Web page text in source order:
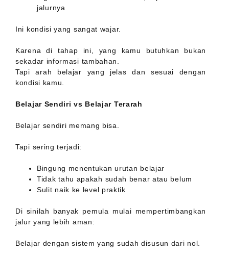
jalurnya
Ini kondisi yang sangat wajar.
Karena di tahap ini, yang kamu butuhkan bukan
sekadar informasi tambahan.
Tapi arah belajar yang jelas dan sesuai dengan
kondisi kamu.
Belajar Sendiri vs Belajar Terarah
Belajar sendiri memang bisa.
Tapi sering terjadi:
Bingung menentukan urutan belajar
Tidak tahu apakah sudah benar atau belum
Sulit naik ke level praktik
Di sinilah banyak pemula mulai mempertimbangkan
jalur yang lebih aman:
Belajar dengan sistem yang sudah disusun dari nol.